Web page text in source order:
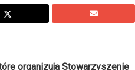
organizuja Stowarzyszenie